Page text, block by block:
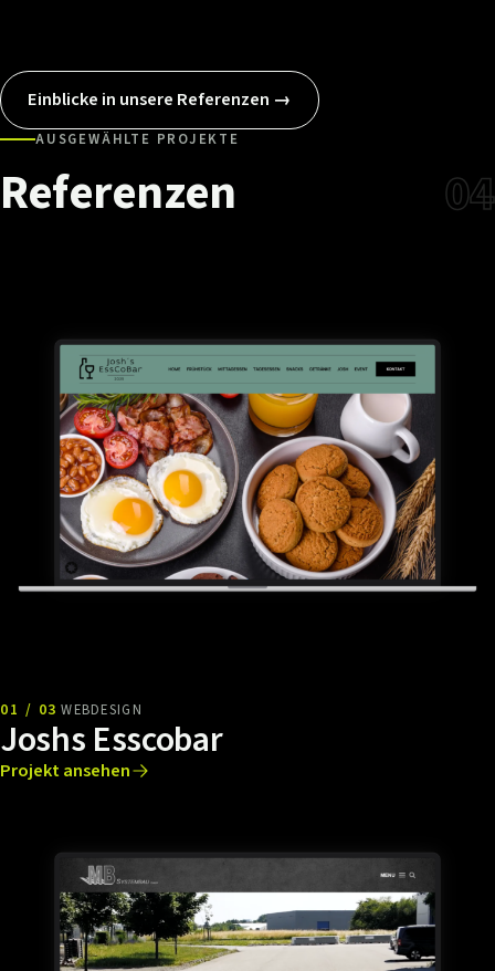
Einblicke in unsere Referenzen →
AUSGEWÄHLTE PROJEKTE
Referenzen 04
01 / 03 WEBDESIGN
Joshs Esscobar
Projekt ansehen